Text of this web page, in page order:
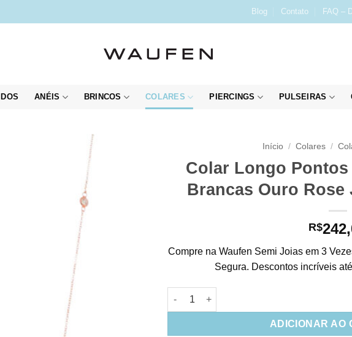
Blog Contato FAQ –
ANÉIS BRINCOS COLARES PIERCINGS PULSEIRAS
Início / Colares /
Colar Longo
Brancas Ouro Rose
R$
Compre na Waufen Semi Joias em 3
Segura. Descontos incríveis
Colar Longo Pontos De Luz Zirconias
ADICIONAR AO